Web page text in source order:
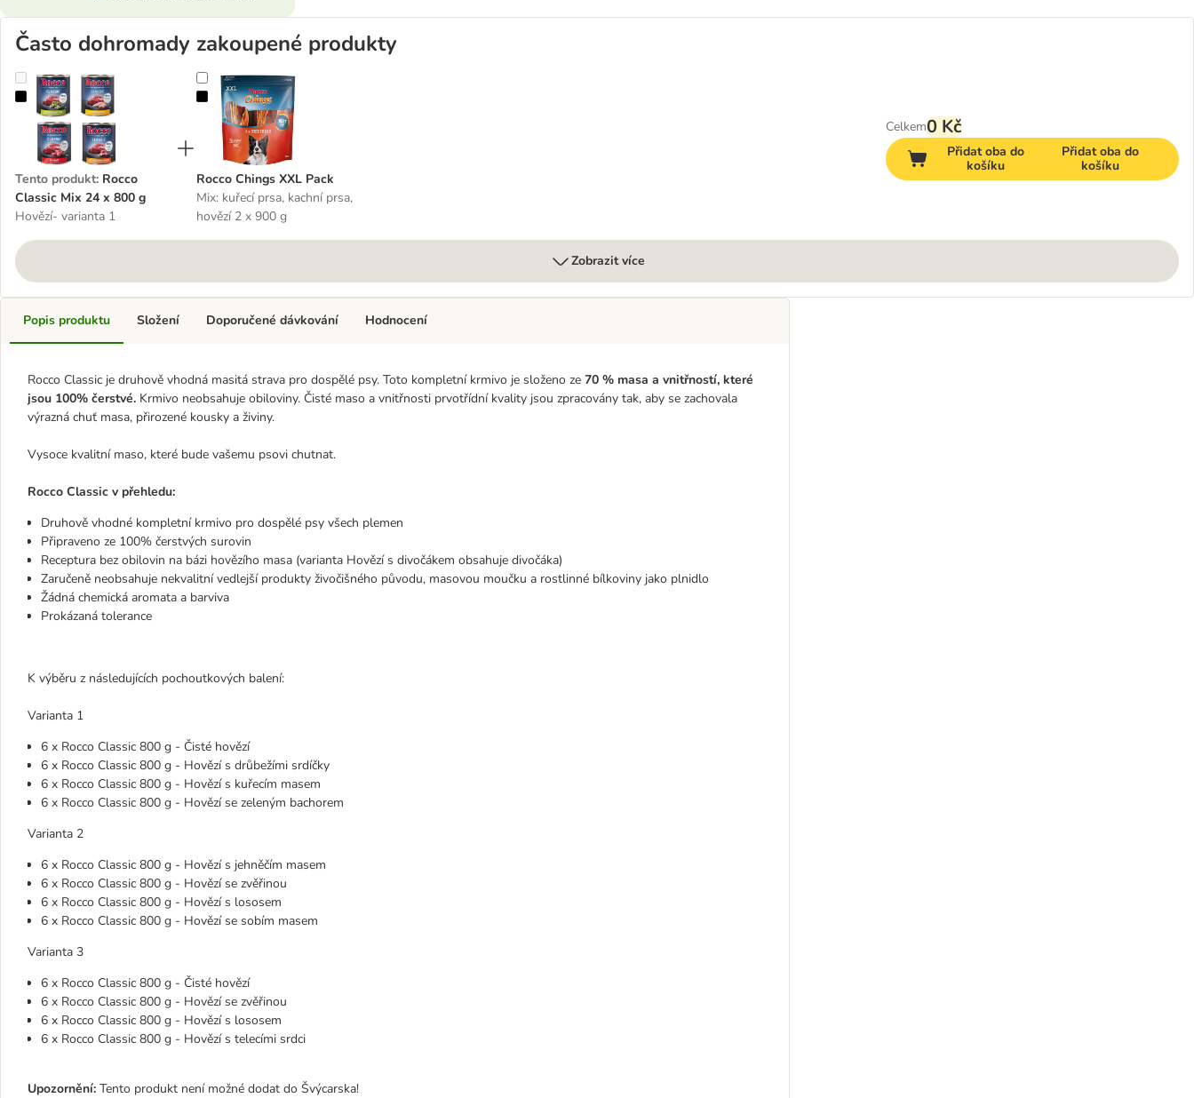
Často dohromady zakoupené produkty
Rocco Classic Mix 24 x 800 g
Tento produkt: Rocco
Classic Mix 24 x 800 g
Hovězí- varianta 1
Rocco Chings XXL Pack
Rocco Chings XXL Pack
Mix: kuřecí prsa, kachní prsa,
hovězí 2 x 900 g
Celkem0 Kč
Přidat oba do
košíku
Přidat oba do
košíku
Zobrazit více
Popis produktu
Rocco Classic je druhově vhodná masitá strava pro dospělé psy. Toto kompletní krmivo je složeno ze 70 % masa a vnitřností, které
jsou 100% čerstvé. Krmivo neobsahuje obiloviny. Čisté maso a vnitřnosti prvotřídní kvality jsou zpracovány tak, aby se zachovala
výrazná chuť masa, přirozené kousky a živiny.
Vysoce kvalitní maso, které bude vašemu psovi chutnat.
Rocco Classic v přehledu:
Druhově vhodné kompletní krmivo pro dospělé psy všech plemen
Připraveno ze 100% čerstvých surovin
Receptura bez obilovin na bázi hovězího masa (varianta Hovězí s divočákem obsahuje divočáka)
Zaručeně neobsahuje nekvalitní vedlejší produkty živočišného původu, masovou moučku a rostlinné bílkoviny jako plnidlo
Žádná chemická aromata a barviva
Prokázaná tolerance
K výběru z následujících pochoutkových balení:
Varianta 1
6 x Rocco Classic 800 g - Čisté hovězí
6 x Rocco Classic 800 g - Hovězí s drůbežími srdíčky
6 x Rocco Classic 800 g - Hovězí s kuřecím masem
6 x Rocco Classic 800 g - Hovězí se zeleným bachorem
Varianta 2
6 x Rocco Classic 800 g - Hovězí s jehněčím masem
6 x Rocco Classic 800 g - Hovězí se zvěřinou
6 x Rocco Classic 800 g - Hovězí s lososem
6 x Rocco Classic 800 g - Hovězí se sobím masem
Varianta 3
6 x Rocco Classic 800 g - Čisté hovězí
6 x Rocco Classic 800 g - Hovězí se zvěřinou
6 x Rocco Classic 800 g - Hovězí s lososem
6 x Rocco Classic 800 g - Hovězí s telecími srdci
Upozornění: Tento produkt není možné dodat do Švýcarska!
Složení Doporučené dávkování Hodnocení